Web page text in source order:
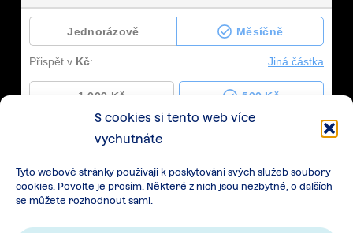
S cookies si tento web více
vychutnáte
Tyto webové stránky používají k poskytování svých služeb soubory
cookies. Povolte je prosím. Některé z nich jsou nezbytné, o dalších
se můžete rozhodnout sami.